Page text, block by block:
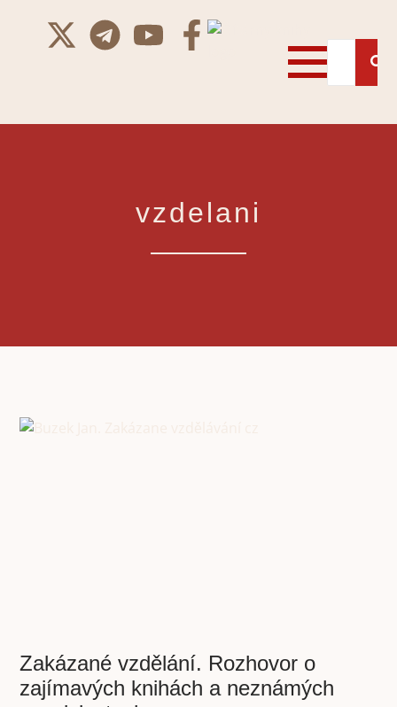
vzdelani
Zakázané vzdělání. Rozhovor o
zajímavých knihách a neznámých